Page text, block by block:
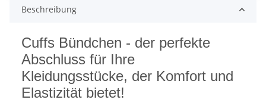
Beschreibung
Cuffs Bündchen - der perfekte
Abschluss für Ihre
Kleidungsstücke, der Komfort und
Elastizität bietet!